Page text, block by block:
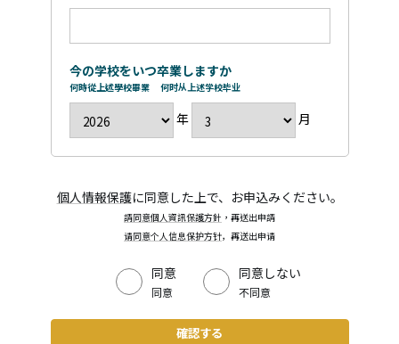
今の学校をいつ卒業しますか
何時從上述學校畢業 何时从上述学校毕业
年 月
個人情報保護に同意した上で、お申込みください。
請同意個人資訊保護方針 ，再送出申請
请同意个人信息保护方针，再送出申请
同意
同意
同意しない
不同意
確認する